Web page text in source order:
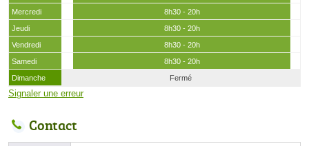
Mercredi
8h30 - 20h
Jeudi
8h30 - 20h
Vendredi
8h30 - 20h
Samedi
8h30 - 20h
Dimanche
Fermé
Signaler une erreur
Contact